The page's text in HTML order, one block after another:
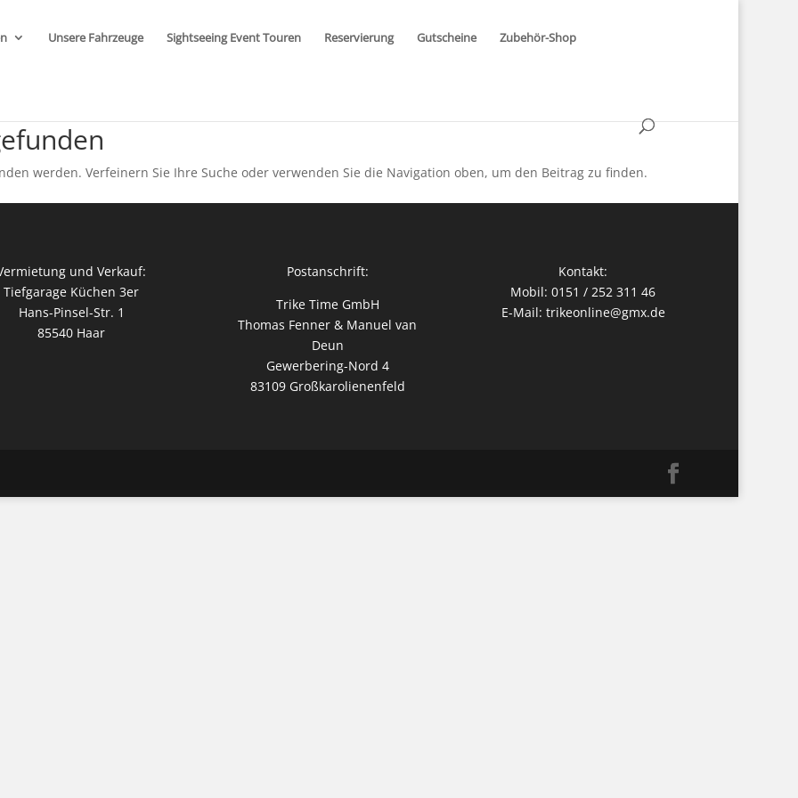
Unsere Fahrzeuge Sightseeing Event Touren Reservierung Gutscheine Zubehör-Shop
werden. Verfeinern Sie Ihre Suche oder verwenden Sie die Navigation oben, um den Beitrag zu finden.
und Verkauf:
Tiefgarage Küchen 3er
Hans-Pinsel-Str. 1
85540 Haar
Postanschrift:
Trike Time GmbH
Thomas Fenner & Manuel van
Deun
Gewerbering-Nord 4
83109 Großkarolienenfeld
Kontakt:
Mobil: 0151 / 252 311 46
E-Mail: trikeonline@gmx.de